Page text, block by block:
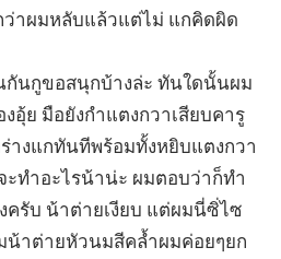
าผมหลับแล้วแต่ไม่ แกคิดผิด
กันกูขอสนุกบ้างล่ะ ทันใดนั้นผม
อุ้ย มือยังกำแตงกวาเสียบคารู
างแกทันทีพร้อมทั้งหยิบแตงกวา
ทำอะไรน้าน่ะ ผมตอบว่าก็ทำ
ครับ น้าต่ายเงียบ แต่ผมนี่ซิ่ไซ
น้าต่ายหัวนมสีคล้ำผมค่อยๆยก